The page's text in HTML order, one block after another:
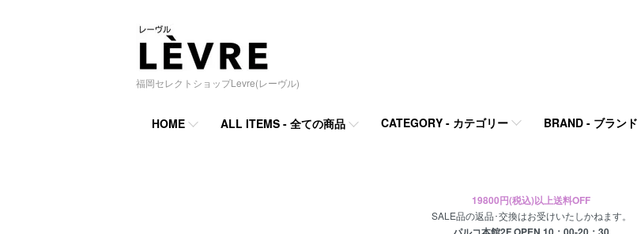
福岡セレクトショップLevre(レーヴル)
HOME ALL ITEMS - 全ての商品 CATEGORY - カテゴリー BRAND - ブランド
19800円(税込)以上送料OFF
SALE品の返品･交換はお受けいたしかねます。